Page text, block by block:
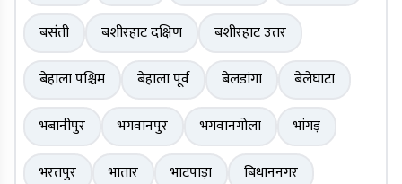
बसंती
बशीरहाट दक्षिण
बशीरहाट उत्तर
बेहाला पश्चिम
बेहाला पूर्व बेलडांगा
बेलेघाटा
भबानीपुर
भगवानपुर भगवानगोला
भांगड़
भरतपुर
भातार भाटपाड़ा
बिधाननगर